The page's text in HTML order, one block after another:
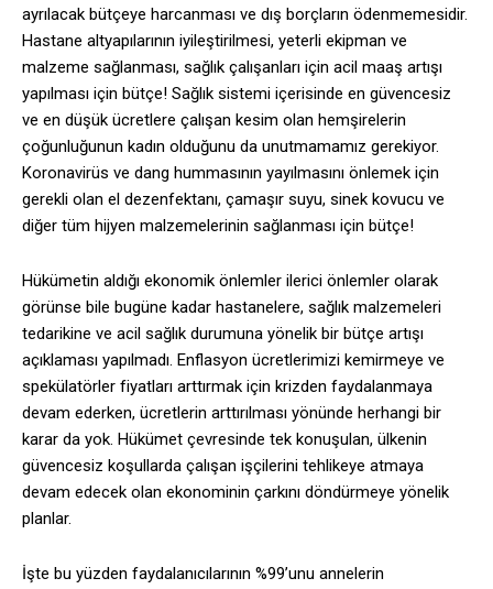
ayrılacak bütçeye harcanması ve dış borçların ödenmemesidir.
Hastane altyapılarının iyileştirilmesi, yeterli ekipman ve
malzeme sağlanması, sağlık çalışanları için acil maaş artışı
yapılması için bütçe! Sağlık sistemi içerisinde en güvencesiz
ve en düşük ücretlere çalışan kesim olan hemşirelerin
çoğunluğunun kadın olduğunu da unutmamamız gerekiyor.
Koronavirüs ve dang hummasının yayılmasını önlemek için
gerekli olan el dezenfektanı, çamaşır suyu, sinek kovucu ve
diğer tüm hijyen malzemelerinin sağlanması için bütçe!
Hükümetin aldığı ekonomik önlemler ilerici önlemler olarak
görünse bile bugüne kadar hastanelere, sağlık malzemeleri
tedarikine ve acil sağlık durumuna yönelik bir bütçe artışı
açıklaması yapılmadı. Enflasyon ücretlerimizi kemirmeye ve
spekülatörler fiyatları arttırmak için krizden faydalanmaya
devam ederken, ücretlerin arttırılması yönünde herhangi bir
karar da yok. Hükümet çevresinde tek konuşulan, ülkenin
güvencesiz koşullarda çalışan işçilerini tehlikeye atmaya
devam edecek olan ekonominin çarkını döndürmeye yönelik
planlar.
İşte bu yüzden faydalanıcılarının %99’unu annelerin